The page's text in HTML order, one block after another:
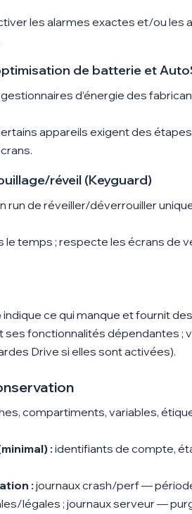
les alarmes exactes et/ou les
de batterie et
d’énergie des
appareils exigent des étapes
réveil (Keyguard)
run de réveiller/déverrouiller
le temps ; respecte les écrans de
indique ce qui manque et fournit
fonctionnalités dépendantes ;
Drive si elles sont activées).
compartiments, variables,
: identifiants de compte,
: journaux crash/perf —
légales ; journaux serveur —